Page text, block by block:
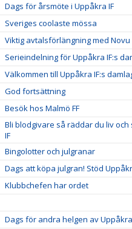
Dags för årsmöte i Uppåkra IF
Sveriges coolaste mössa
Viktig avtalsförlängning med Novu
Serieindelning för Uppåkra IF:s
Välkommen till Uppåkra IF:s
God fortsättning
Besök hos Malmö FF
Bli blodgivare så räddar du liv
IF
Bingolotter och julgranar
Dags att köpa julgran! Stöd
Klubbchefen har ordet
Dags för andra helgen av